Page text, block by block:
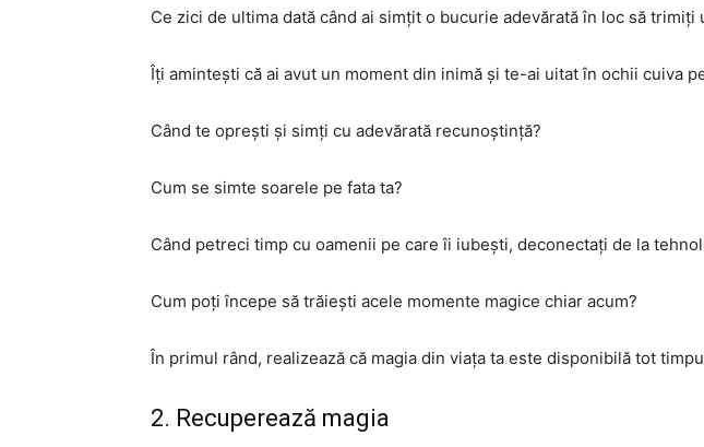
Ce zici de ultima dată când ai simțit o bucurie adevărată în loc să trimiți
Îți amintești că ai avut un moment din inimă și te-ai uitat în ochii cuiva
Când te oprești și simți cu adevărată recunoștință?
Cum se simte soarele pe fata ta?
Când petreci timp cu oamenii pe care îi iubești, deconectați de la
Cum poți începe să trăiești acele momente magice chiar acum?
În primul rând, realizează că magia din viața ta este disponibilă tot
2. Recuperează magia